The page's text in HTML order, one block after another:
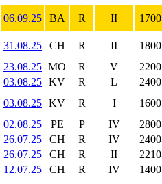
06.09.25 BA R II 1700
31.08.25 CH R II 1800
23.08.25 MO R V 2200
03.08.25 KV R L 2400
03.08.25 KV R I 1600
02.08.25
PE P IV 2800
26.07.25
CH R IV 2400
26.07.25
CH R II 2210
12.07.25
CH R IV 1400